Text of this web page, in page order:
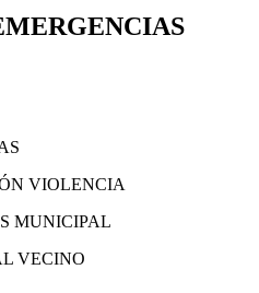
VIOLENCIA
MUNICIPAL
VECINO